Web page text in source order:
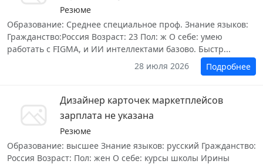
Резюме
Образование: Среднее специальное проф. Знание языков:
Гражданство:Россия Возраст: 23 Пол: ж О себе: умею
работать с FIGMA, и ИИ интеллектами базово. Быстр...
28 июля 2026
Подробнее
Дизайнер карточек маркетплейсов
зарплата не указана
Резюме
Образование: высшее Знание языков: русский Гражданство:
Россия Возраст: Пол: жен О себе: курсы школы Ирины